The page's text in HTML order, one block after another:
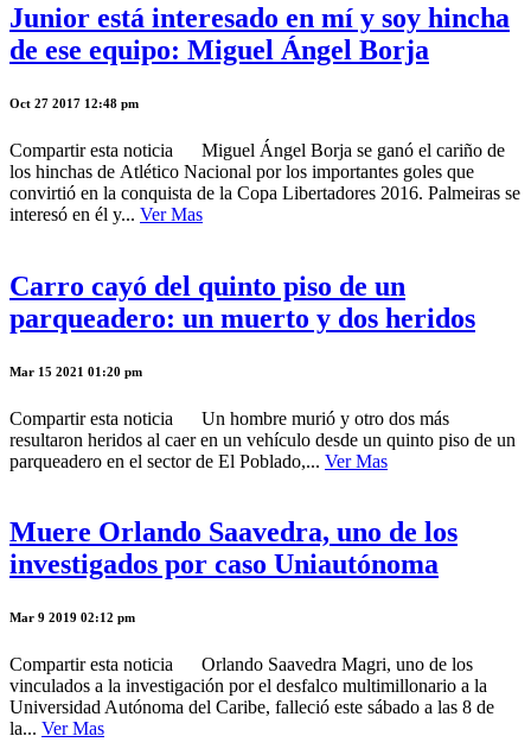
Junior está interesado en mí y soy hincha
de ese equipo: Miguel Ángel Borja
Oct 27 2017 12:48 pm
Compartir esta noticia Miguel Ángel Borja se ganó el cariño de
los hinchas de Atlético Nacional por los importantes goles que
convirtió en la conquista de la Copa Libertadores 2016. Palmeiras se
interesó en él y... Ver Mas
Carro cayó del quinto piso de un
parqueadero: un muerto y dos heridos
Mar 15 2021 01:20 pm
Compartir esta noticia Un hombre murió y otro dos más
resultaron heridos al caer en un vehículo desde un quinto piso de un
parqueadero en el sector de El Poblado,... Ver Mas
Muere Orlando Saavedra, uno de los
investigados por caso Uniautónoma
Mar 9 2019 02:12 pm
Compartir esta noticia Orlando Saavedra Magri, uno de los
vinculados a la investigación por el desfalco multimillonario a la
Universidad Autónoma del Caribe, falleció este sábado a las 8 de
la... Ver Mas